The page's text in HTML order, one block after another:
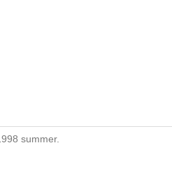
summer.